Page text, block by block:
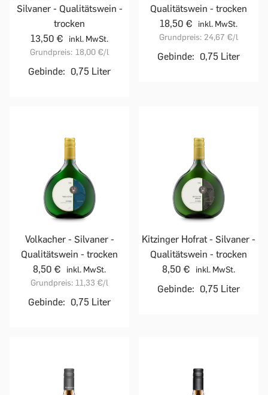
Silvaner - Qualitätswein -
trocken
13,50 €
inkl. MwSt.
Grundpreis: 18,00 €/l
Gebinde: 0,75 Liter
Qualitätswein - trocken
18,50 €
inkl. MwSt.
Grundpreis: 24,67 €/l
Gebinde: 0,75 Liter
Volkacher - Silvaner -
Qualitätswein - trocken
8,50 €
inkl. MwSt.
Grundpreis: 11,33 €/l
Gebinde: 0,75 Liter
Kitzinger Hofrat - Silvaner -
Qualitätswein - trocken
8,50 €
inkl. MwSt.
Gebinde: 0,75 Liter